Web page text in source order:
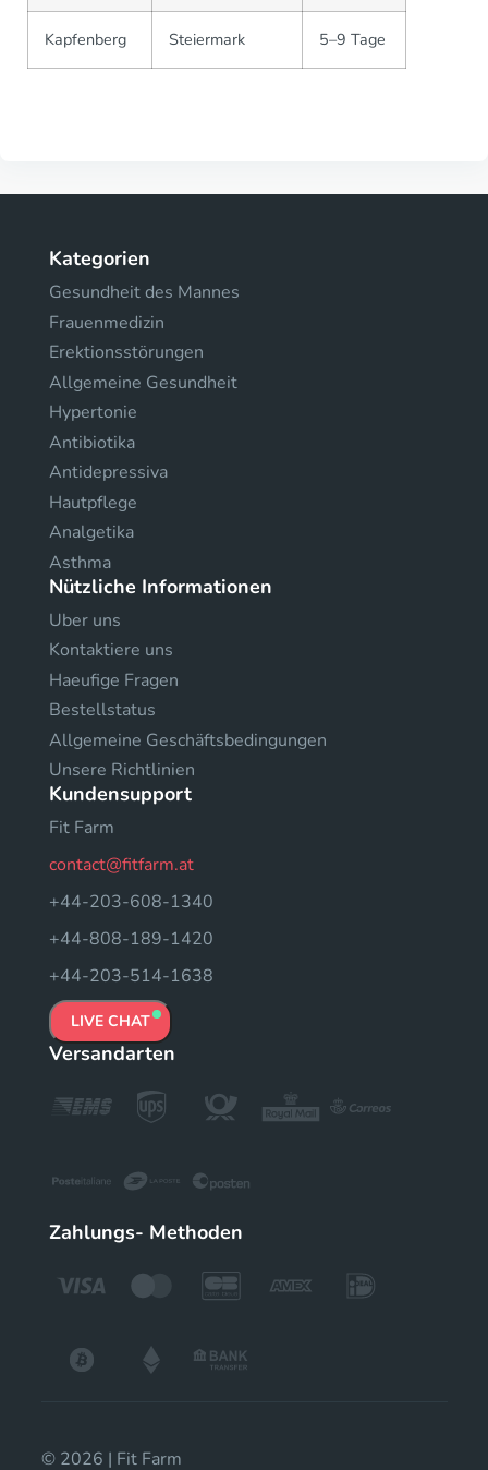
Kapfenberg Steiermark 5–9 Tage
Kategorien
Gesundheit des Mannes
Frauenmedizin
Erektionsstörungen
Allgemeine Gesundheit
Hypertonie
Antibiotika
Antidepressiva
Hautpflege
Analgetika
Asthma
Nützliche Informationen
Uber uns
Kontaktiere uns
Haeufige Fragen
Bestellstatus
Allgemeine Geschäftsbedingungen
Unsere Richtlinien
Kundensupport
Fit Farm
contact@fitfarm.at
+44-203-608-1340
+44-808-189-1420
+44-203-514-1638
LIVE CHAT
Versandarten
Zahlungs- Methoden
© 2026 | Fit Farm